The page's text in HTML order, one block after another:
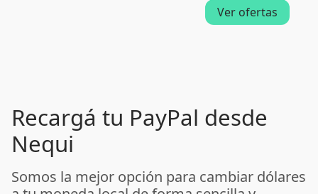
Ver ofertas
Recargá tu PayPal desde
Nequi
Somos la mejor opción para cambiar dólares